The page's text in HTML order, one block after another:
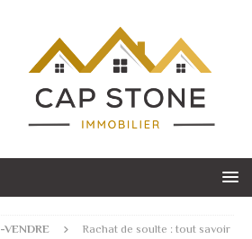
VENDRE
Rachat de soulte : tout savoir